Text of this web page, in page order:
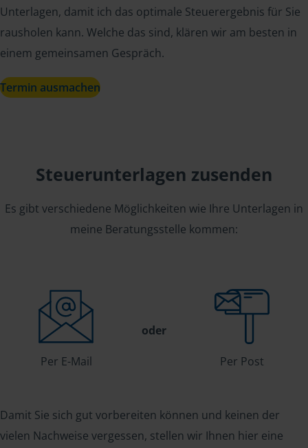
Unterlagen, damit ich das optimale Steuerergebnis für Sie
rausholen kann. Welche das sind, klären wir am besten in
einem gemeinsamen Gespräch.
Termin ausmachen
Steuerunterlagen zusenden
Es gibt verschiedene Möglichkeiten wie Ihre Unterlagen in
meine Beratungsstelle kommen:
Per E-Mail
oder
Per Post
Damit Sie sich gut vorbereiten können und keinen der
vielen Nachweise vergessen, stellen wir Ihnen hier eine